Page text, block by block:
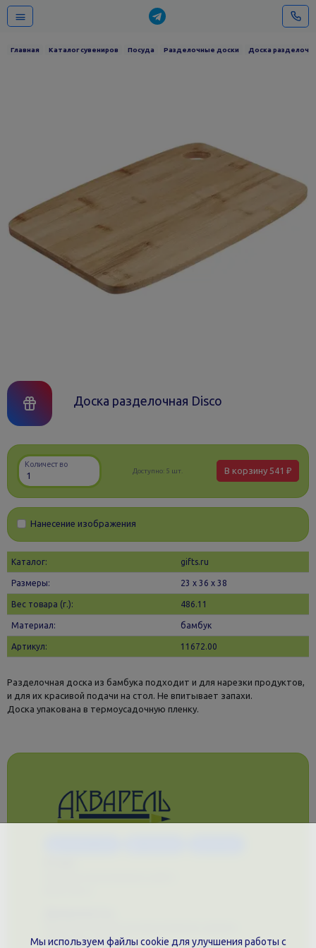
Главная Каталог сувениров Посуда Разделочные доски Доска
Доска разделочная Disco
Количество
Доступно: 5 шт. В корзину 541 ₽
Нанесение изображения
Каталог: gifts.ru
Размеры: 23 х 36 x 38
Вес товара (г.): 486.11
Материал: бамбук
Артикул: 11672.00
Разделочная доска из бамбука подходит и для нарезки продуктов,
и для их красивой подачи на стол. Не впитывает запахи.
Доска упакована в термоусадочную пленку.
Публичная оферта
Мы используем файлы cookie для улучшения работы с